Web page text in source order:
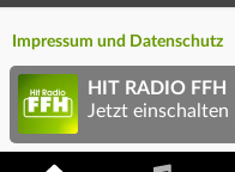
Impressum und Datenschutz
HIT RADIO FFH
Jetzt einschalten